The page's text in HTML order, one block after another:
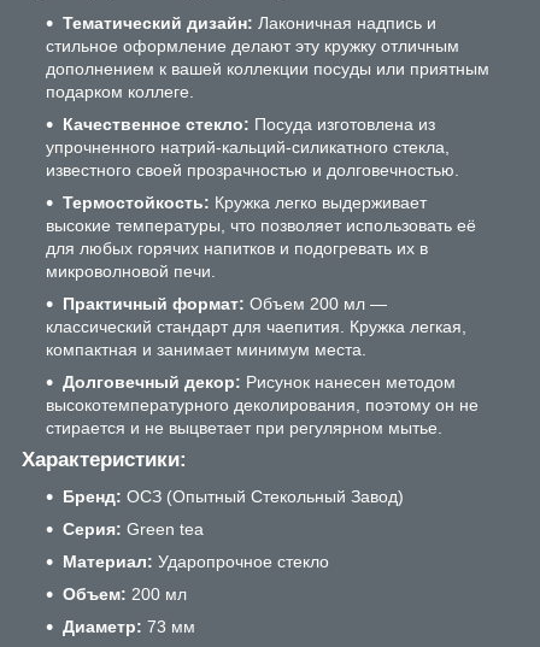
Тематический дизайн: Лаконичная надпись и
стильное оформление делают эту кружку отличным
дополнением к вашей коллекции посуды или приятным
подарком коллеге.
Качественное стекло: Посуда изготовлена из
упрочненного натрий-кальций-силикатного стекла,
известного своей прозрачностью и долговечностью.
Термостойкость: Кружка легко выдерживает
высокие температуры, что позволяет использовать её
для любых горячих напитков и подогревать их в
микроволновой печи.
Практичный формат: Объем 200 мл —
классический стандарт для чаепития. Кружка легкая,
компактная и занимает минимум места.
Долговечный декор: Рисунок нанесен методом
высокотемпературного деколирования, поэтому он не
стирается и не выцветает при регулярном мытье.
Характеристики:
Бренд: ОСЗ (Опытный Стекольный Завод)
Серия: Green tea
Материал: Ударопрочное стекло
Объем: 200 мл
Диаметр: 73 мм